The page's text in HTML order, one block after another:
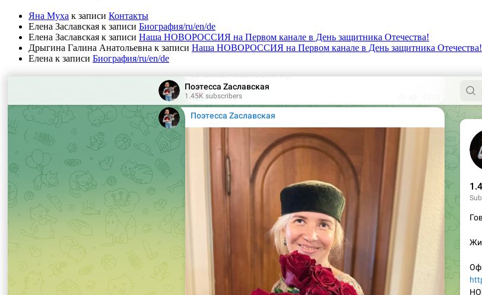
Яна Муха к записи Контакты
Елена Заславская к записи Биография/ru/en/de
Елена Заславская к записи Наша НОВОРОССИЯ на Первом канале в День защитника Отечества!
Дрыгина Галина Анатольевна к записи Наша НОВОРОССИЯ на Первом канале в День защитника Отечества!
Елена к записи Биография/ru/en/de